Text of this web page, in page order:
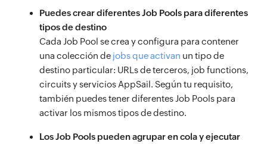
Puedes crear diferentes Job Pools para diferentes
tipos de destino
Cada Job Pool se crea y configura para contener
una colección de jobs que activan un tipo de
destino particular: URLs de terceros, job functions,
circuits y servicios AppSail. Según tu requisito,
también puedes tener diferentes Job Pools para
activar los mismos tipos de destino.
Los Job Pools pueden agrupar en cola y ejecutar